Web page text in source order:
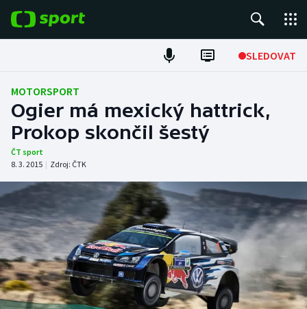
SLEDOVAT
Fotbal
Hokej
Tenis
Atletika
Cyklistika
DALŠÍ SPORTY
Americký fotbal
NEPŘEHLÉDNĚTE
MOTORSPORT
Ogier má mexický hattrick,
Prokop skončil šestý
ČT sport
8. 3. 2015 | Zdroj: ČTK